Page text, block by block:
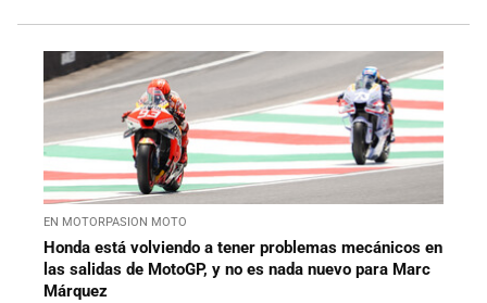
EN MOTORPASION MOTO
Honda está volviendo a tener problemas mecánicos en
las salidas de MotoGP, y no es nada nuevo para Marc
Márquez